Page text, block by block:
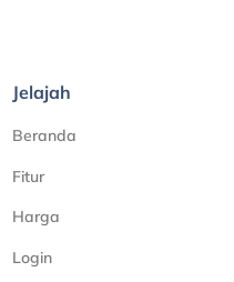
Jelajah
Beranda
Fitur
Harga
Login